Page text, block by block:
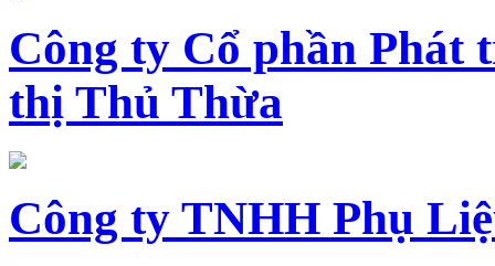
Công ty Cổ phần Phát
thị Thủ Thừa
Công ty TNHH Phụ